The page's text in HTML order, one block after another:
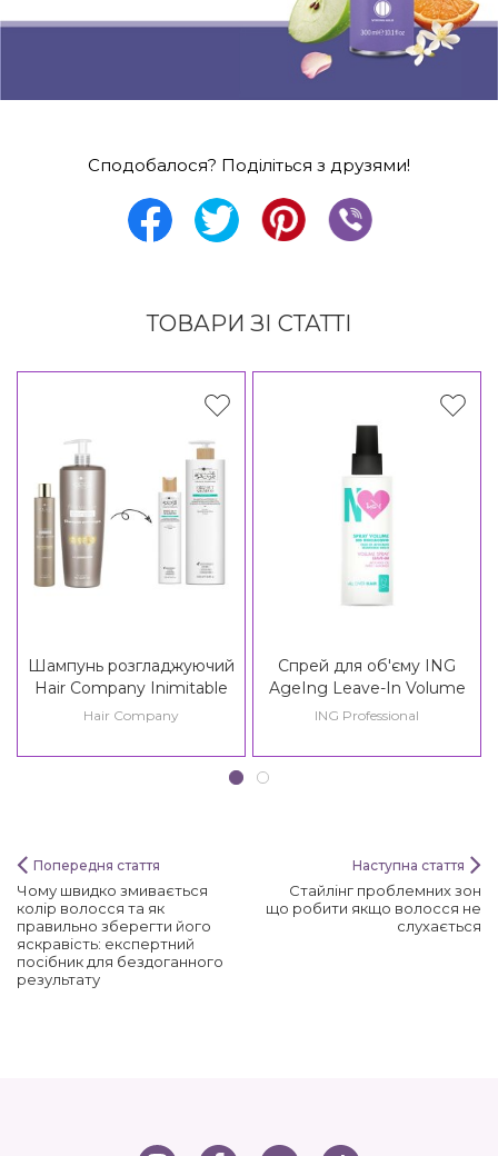
Сподобалося? Поділіться з друзями!
ТОВАРИ ЗІ СТАТТІ
Шампунь розгладжуючий
Hair Company Inimitable
Style Frizz Stopper
Inspiration Twist N'Curl Frizz
Hair Company
Спрей для об'єму ING
AgeIng Leave-In Volume
Spray All Over Hair
ING Professional
Попередня стаття
Чому швидко змивається
колір волосся та як
правильно зберегти його
яскравість: експертний
посібник для бездоганного
результату
Наступна стаття
Стайлінг проблемних зон
що робити якщо волосся не
слухається